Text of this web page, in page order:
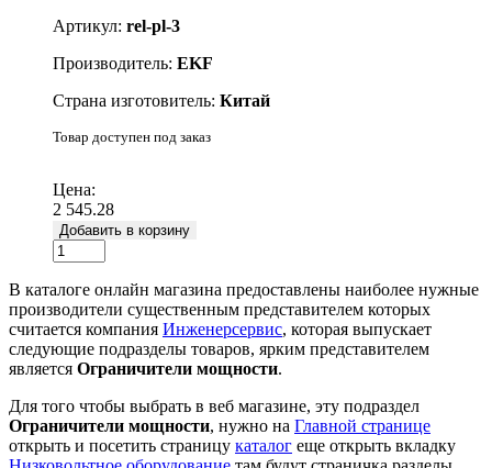
Артикул: rel-pl-3
Производитель: EKF
Страна изготовитель: Китай
Товар доступен под заказ
Цена:
2 545.28
Добавить в корзину
В каталоге онлайн магазина предоставлены наиболее нужные
производители существенным представителем которых
считается компания Инженерсервис, которая выпускает
следующие подразделы товаров, ярким представителем
является Ограничители мощности.
Для того чтобы выбрать в веб магазине, эту подраздел
Ограничители мощности, нужно на Главной странице
открыть и посетить страницу каталог еще открыть вкладку